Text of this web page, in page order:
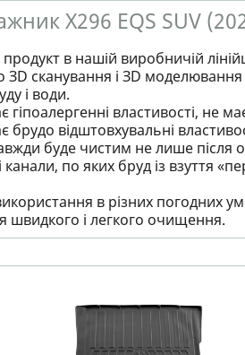
X296 EQS SUV
в нашій виробничій
сканування і ЗD
і води.
властивості, не
відштовхувальні
буде чистим не лише після
канали, по яких бруд із взуття
в різних погодних
швидкого і легкого очищення.